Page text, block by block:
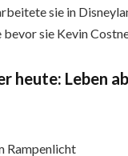
sie in
sie Kevin
heute: Leben
Rampenlicht